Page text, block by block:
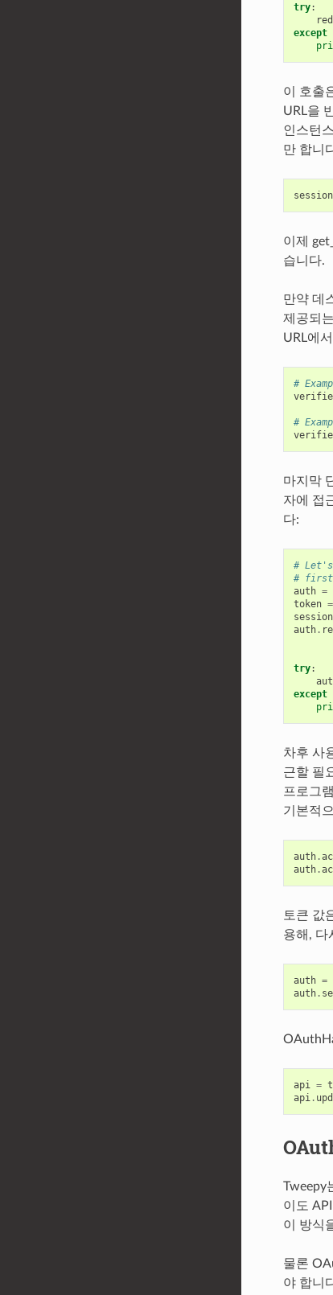
try:
except
이 호출
URL을
인스턴
만 합니
session
이제
습니다.
만약 데
제공되
URL에
#
#
마지막
자에 접
다:
#
#
auth =
token =
session
auth.
try:
except
차후 사
근할 필
프로그
기본적
auth.
auth.
토큰 값
용해, 다
auth =
auth.
api =
api.
Tweepy
이도
이 방식
물론
야 합니